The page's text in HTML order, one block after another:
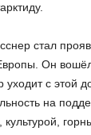
стал
Он
уходит с этой
на
культурой,